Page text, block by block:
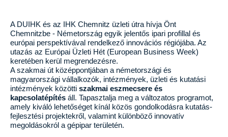
A DUIHK és az IHK Chemnitz üzleti útra hívja Önt
Chemnitzbe - Németország egyik jelentős ipari profillal és
európai perspektívával rendelkező innovációs régiójába. Az
utazás az Európai Üzleti Hét (European Business Week)
keretében kerül megrendezésre.
A szakmai út középpontjában a németországi és
magyarországi vállalkozók, intézmények, üzleti és kutatási
intézmények közötti szakmai eszmecsere és
kapcsolatépítés áll. Tapasztalja meg a változatos programot,
amely kiváló lehetőséget kínál közös gondolkodásra kutatás-
fejlesztési projektekről, valamint különböző innovatív
megoldásokról a gépipar területén.